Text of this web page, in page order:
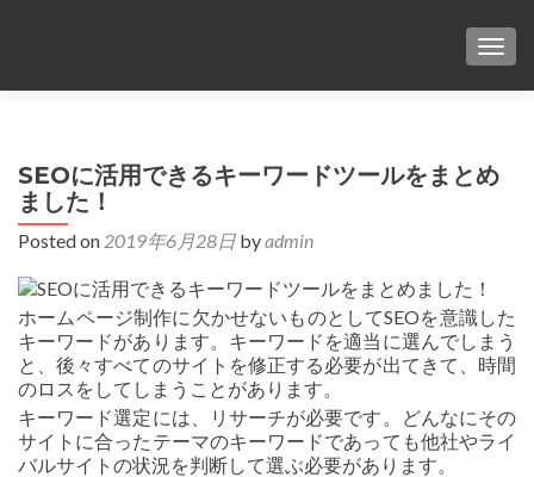
SEOに活用できるキーワードツールをまとめ
ました！
Posted on 2019年6月28日 byadmin
ホームページ制作に欠かせないものとしてSEOを意識した
キーワードがあります。キーワードを適当に選んでしまう
と、後々すべてのサイトを修正する必要が出てきて、時間
のロスをしてしまうことがあります。
キーワード選定には、リサーチが必要です。どんなにその
サイトに合ったテーマのキーワードであっても他社やライ
バルサイトの状況を判断して選ぶ必要があります。